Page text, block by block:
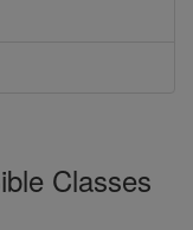
Classes